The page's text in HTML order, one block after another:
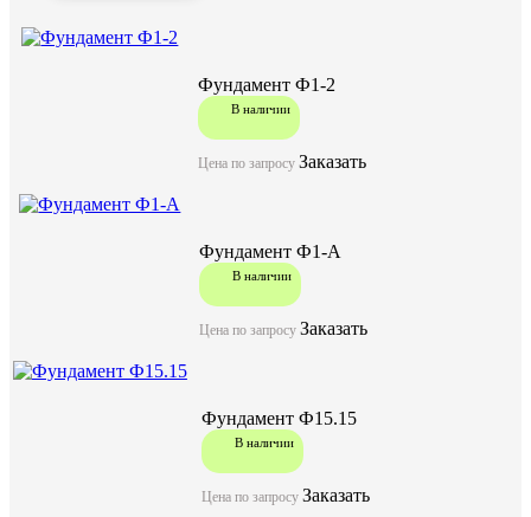
В наличии
Фундамент Ф1-2
Цена по запросуЗаказать
В наличии
Фундамент Ф1-А
Цена по запросу Заказать
В наличии
Фундамент Ф15.15
Цена по запросу Заказать